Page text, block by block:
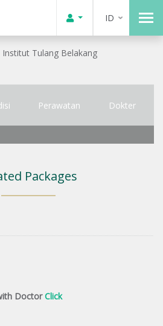
ID
Institut Tulang Belakang
Perawatan Dokter
Packages
DoctorClick